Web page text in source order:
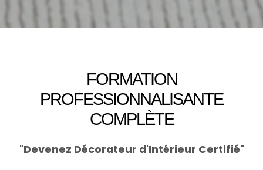
FORMATION
PROFESSIONNALISANTE
COMPLÈTE
"Devenez Décorateur d'Intérieur Certifié"